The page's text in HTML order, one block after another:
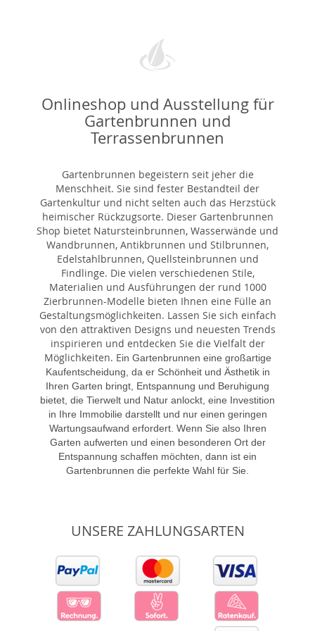
Onlineshop und Ausstellung für
Gartenbrunnen und
Terrassenbrunnen
Gartenbrunnen begeistern seit jeher die
Menschheit. Sie sind fester Bestandteil der
Gartenkultur und nicht selten auch das Herzstück
heimischer Rückzugsorte. Dieser Gartenbrunnen
Shop bietet Natursteinbrunnen, Wasserwände und
Wandbrunnen, Antikbrunnen und Stilbrunnen,
Edelstahlbrunnen, Quellsteinbrunnen und
Findlinge. Die vielen verschiedenen Stile,
Materialien und Ausführungen der rund 1000
Zierbrunnen-Modelle bieten Ihnen eine Fülle an
Gestaltungsmöglichkeiten. Lassen Sie sich einfach
von den attraktiven Designs und neuesten Trends
inspirieren und entdecken Sie die Vielfalt der
Möglichkeiten. Ein Gartenbrunnen eine großartige
Kaufentscheidung, da er Schönheit und Ästhetik in
Ihren Garten bringt, Entspannung und Beruhigung
bietet, die Tierwelt und Natur anlockt, eine Investition
in Ihre Immobilie darstellt und nur einen geringen
Wartungsaufwand erfordert. Wenn Sie also Ihren
Garten aufwerten und einen besonderen Ort der
Entspannung schaffen möchten, dann ist ein
Gartenbrunnen die perfekte Wahl für Sie.
UNSERE ZAHLUNGSARTEN